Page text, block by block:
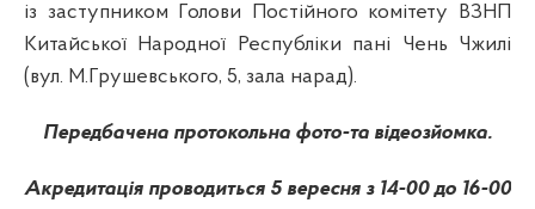
із заступником Голови Постійного комітету ВЗНП
Китайської Народної Республіки пані Чень Чжилі
(вул. М.Грушевського, 5, зала нарад).
Передбачена протокольна фото-та відеозйомка.
Акредитація проводиться 5 вересня з 14-00 до 16-00